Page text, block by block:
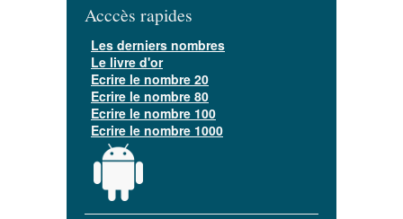
Acccès rapides
Les derniers nombres
Le livre d'or
Ecrire le nombre 20
Ecrire le nombre 80
Ecrire le nombre 100
Ecrire le nombre 1000